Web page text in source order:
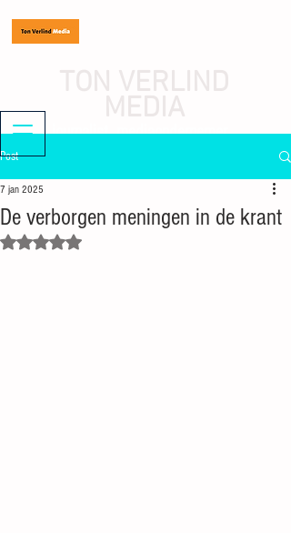
journalist, mediaondernemer
Post
De verborgen meningen in de krant
7 jan 2025
Beoordeeld met NaN uit 5 sterren.